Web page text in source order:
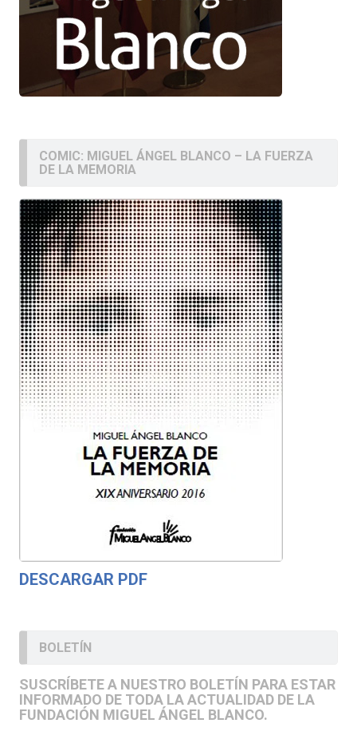
COMIC: MIGUEL ÁNGEL BLANCO – LA FUERZA
DE LA MEMORIA
DESCARGAR PDF
BOLETÍN
SUSCRÍBETE A NUESTRO BOLETÍN PARA ESTAR
INFORMADO DE TODA LA ACTUALIDAD DE LA
FUNDACIÓN MIGUEL ÁNGEL BLANCO.